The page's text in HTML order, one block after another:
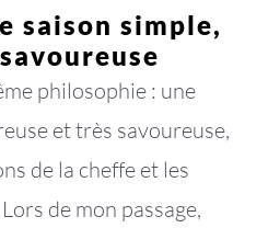
saison simple,
philosophie : une
et très savoureuse,
de la cheffe et les
de mon passage,